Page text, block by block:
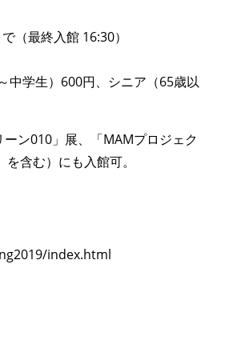
（最終入館 16:30）
中学生）600円、シニア（65歳以
ン010」展、「MAMプロジェク
含む）にも入館可。
index.html